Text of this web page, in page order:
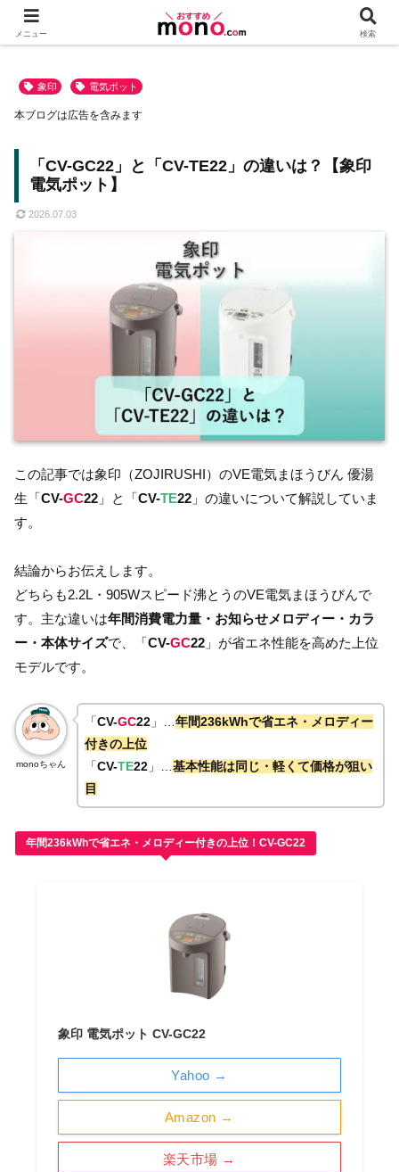
象印 電気ポット
「CV-GC22」と「CV-TE22」の違いは？【象印
電気ポット】
2026.07.03
本ブログは広告を含みます
この記事では象印（ZOJIRUSHI）のVE電気まほうびん 優湯
生「CV-GC22 」と「CV-TE22 」の違いについて解説していま
す。
結論からお伝えします。
どちらも2.2L・905Wスピード沸とうのVE電気まほうびんで
す。主な違いは年間消費電力量・お知らせメロディー・カラ
ー・本体サイズで、「CV-GC22 」が省エネ性能を高めた上位
モデルです。
monoちゃん
「CV-GC22 」… 年間236kWhで省エネ・メロディー
付きの上位
「CV-TE22 」… 基本性能は同じ・軽くて価格が狙い
目
年間236kWhで省エネ・メロディー付きの上位！CV-GC22
象印 電気ポット CV-GC22
Amazon →
楽天市場 →
Yahoo →
メニュー 検索